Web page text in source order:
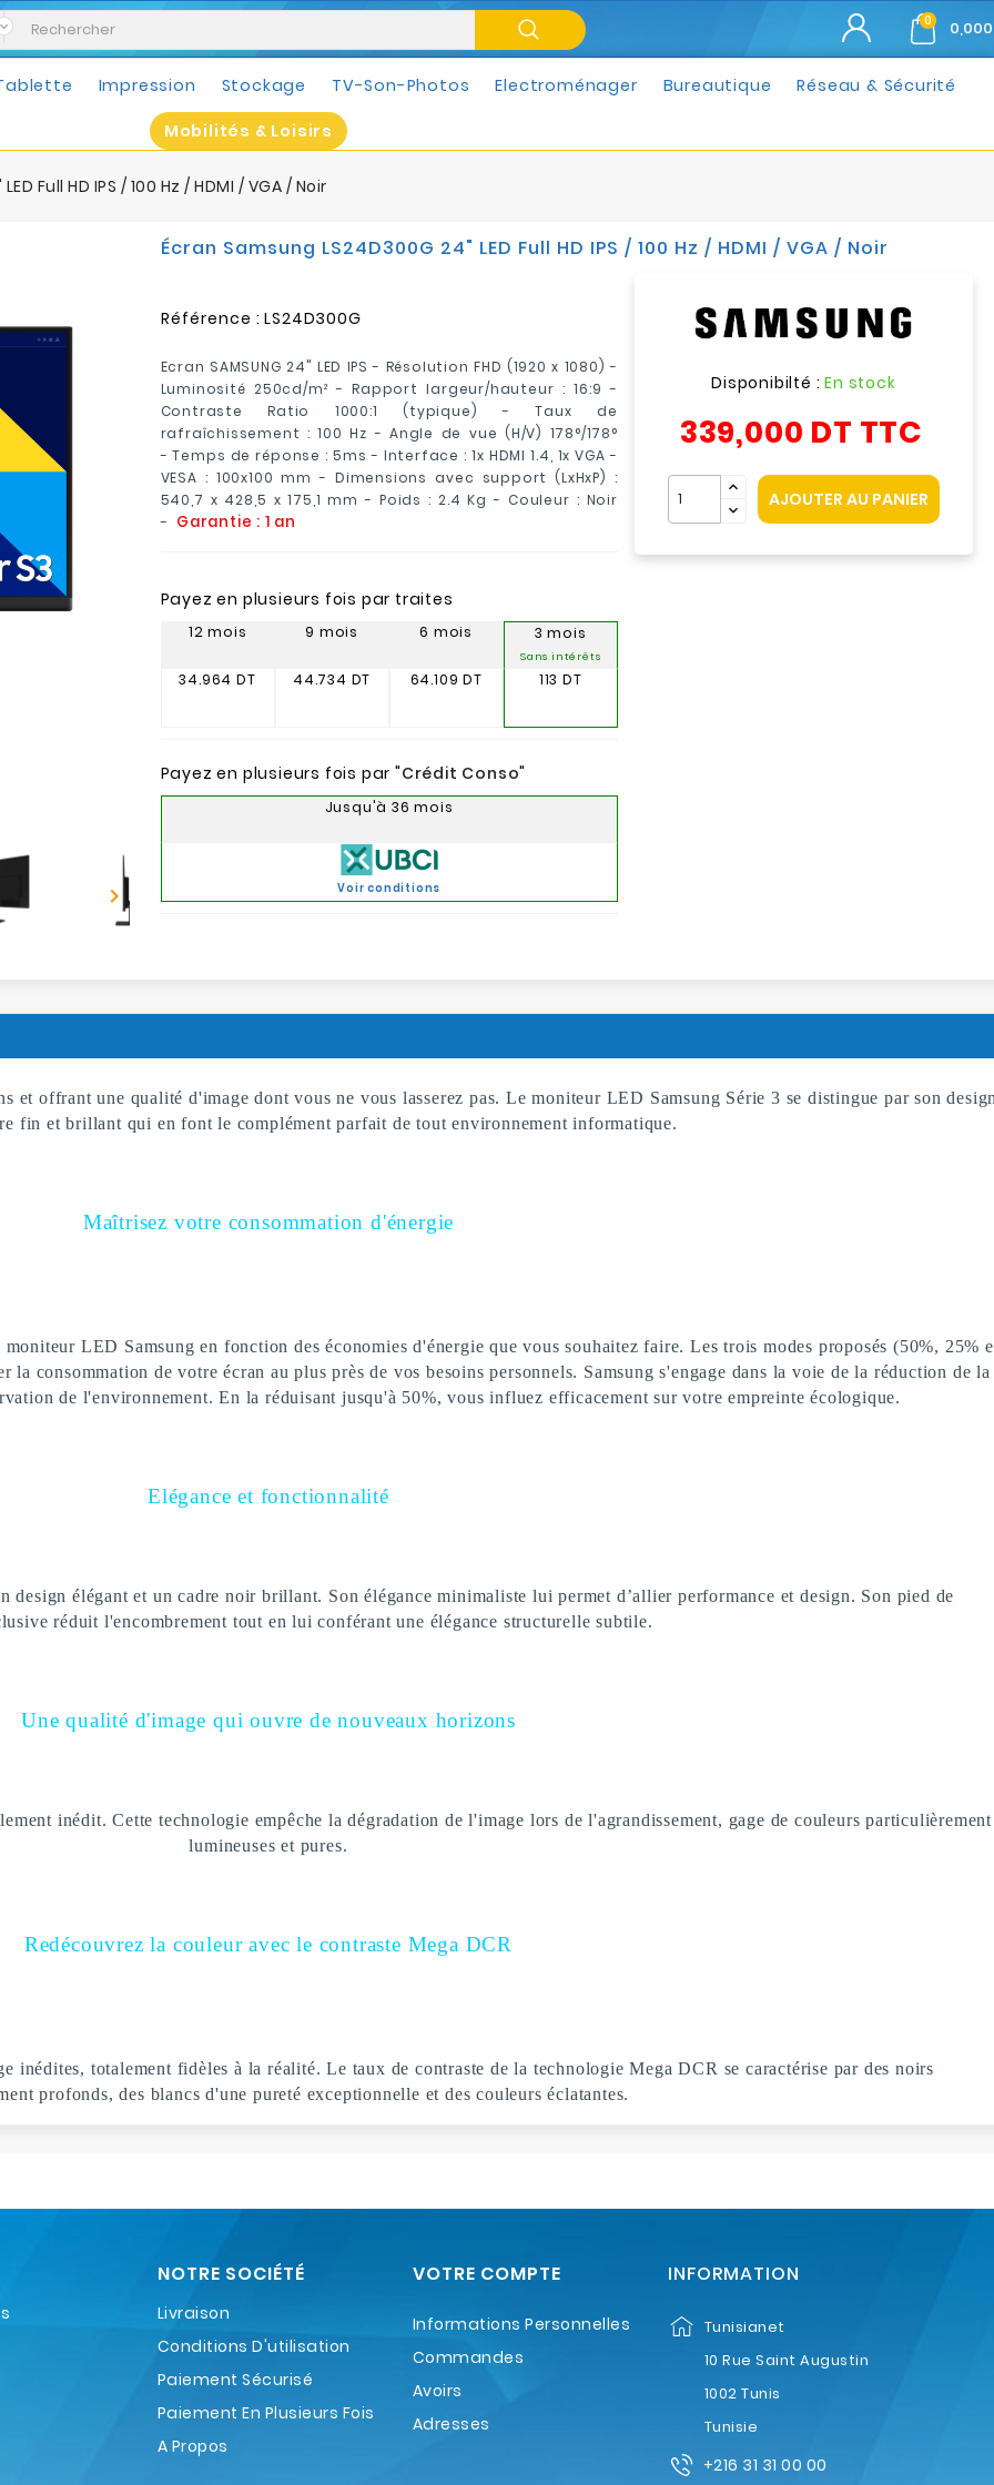
0
Impression Stockage TV-Son-Photos Electroménager Bureautique Réseau & Sécurité
Mobilités & Loisirs
Full HD IPS / 100 Hz / HDMI / VGA / Noir

Écran Samsung LS24D300G 24" LED Full HD IPS / 100 Hz / HDMI / VGA / Noir
Référence : LS24D300G
Ecran SAMSUNG 24" LED IPS - Résolution FHD (1920 x 1080) -
Luminosité 250cd/m² - Rapport largeur/hauteur : 16:9 -
Contraste Ratio 1000:1 (typique) - Taux de
rafraîchissement : 100 Hz - Angle de vue (H/V) 178°/178°
- Temps de réponse : 5ms - Interface : 1x HDMI 1.4, 1x VGA -
VESA : 100x100 mm - Dimensions avec support (LxHxP) :
540,7 x 428,5 x 175,1 mm - Poids : 2.4 Kg - Couleur : Noir
- Garantie : 1 an
Disponibilté :En stock
339,000 DT TTC
AJOUTER AU PANIER
Payez en plusieurs fois par traites
12 mois
34.964 DT
9 mois
44.734 DT
6 mois
64.109 DT
3 mois
Sans intérêts
113 DT
Payez en plusieurs fois par "Crédit Conso"
Jusqu'à 36 mois
Voir conditions
et offrant une qualité d'image dont vous ne vous lasserez pas. Le moniteur LED Samsung Série 3 se distingue par son
fin et brillant qui en font le complément parfait de tout environnement informatique.
Maîtrisez votre consommation d'énergie
LED Samsung en fonction des économies d'énergie que vous souhaitez faire. Les trois modes proposés (50%, 25%
la consommation de votre écran au plus près de vos besoins personnels. Samsung s'engage dans la voie de la réduction de la
de l'environnement. En la réduisant jusqu'à 50%, vous influez efficacement sur votre empreinte écologique.
Elégance et fonctionnalité
design élégant et un cadre noir brillant. Son élégance minimaliste lui permet d’allier performance et design. Son pied de
réduit l'encombrement tout en lui conférant une élégance structurelle subtile.
Une qualité d'image qui ouvre de nouveaux horizons
inédit. Cette technologie empêche la dégradation de l'image lors de l'agrandissement, gage de couleurs particulièrement
lumineuses et pures.
Redécouvrez la couleur avec le contraste Mega DCR
inédites, totalement fidèles à la réalité. Le taux de contraste de la technologie Mega DCR se caractérise par des noirs
profonds, des blancs d'une pureté exceptionnelle et des couleurs éclatantes.
NOTRE SOCIÉTÉ
Livraison
Conditions D'utilisation
Paiement Sécurisé
Paiement En Plusieurs Fois
A Propos
VOTRE COMPTE
Informations Personnelles
Commandes
Avoirs
Adresses
INFORMATION
Tunisianet
10 Rue Saint Augustin
1002 Tunis
Tunisie
+216 31 31 00 00